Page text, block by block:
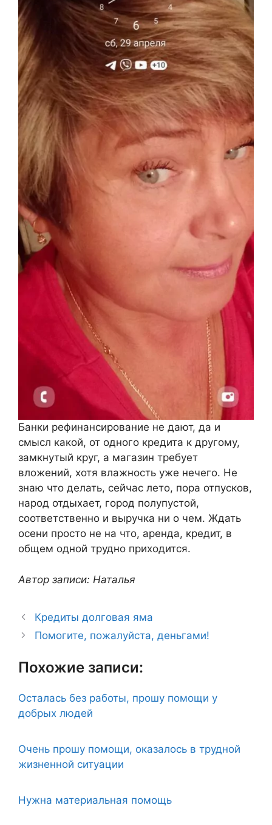
Банки рефинансирование не дают, да и
смысл какой, от одного кредита к другому,
замкнутый круг, а магазин требует
вложений, хотя влажность уже нечего. Не
знаю что делать, сейчас лето, пора отпусков,
народ отдыхает, город полупустой,
соответственно и выручка ни о чем. Ждать
осени просто не на что, аренда, кредит, в
общем одной трудно приходится.
Автор записи: Наталья
Кредиты долговая яма
Помогите, пожалуйста, деньгами!
Похожие записи:
Осталась без работы, прошу помощи у
добрых людей
Очень прошу помощи, оказалось в трудной
жизненной ситуации
Нужна материальная помощь